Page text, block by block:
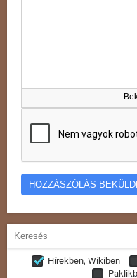
Hírekben, Wikiben